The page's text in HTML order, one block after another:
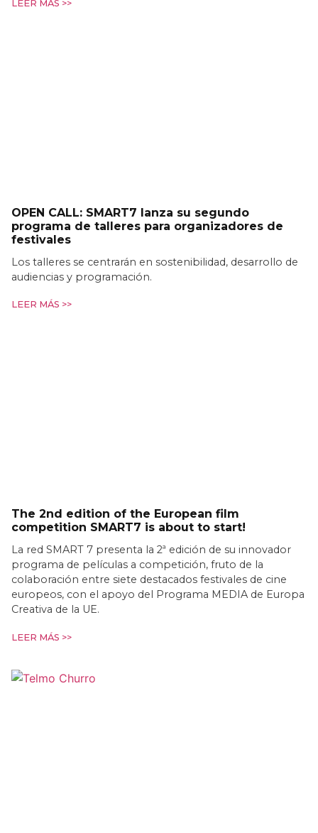
LEER MÁS >>
OPEN CALL: SMART7 lanza su segundo
programa de talleres para organizadores de
festivales
Los talleres se centrarán en sostenibilidad, desarrollo de
audiencias y programación.
LEER MÁS >>
The 2nd edition of the European film
competition SMART7 is about to start!
La red SMART 7 presenta la 2ª edición de su innovador
programa de películas a competición, fruto de la
colaboración entre siete destacados festivales de cine
europeos, con el apoyo del Programa MEDIA de Europa
Creativa de la UE.
LEER MÁS >>